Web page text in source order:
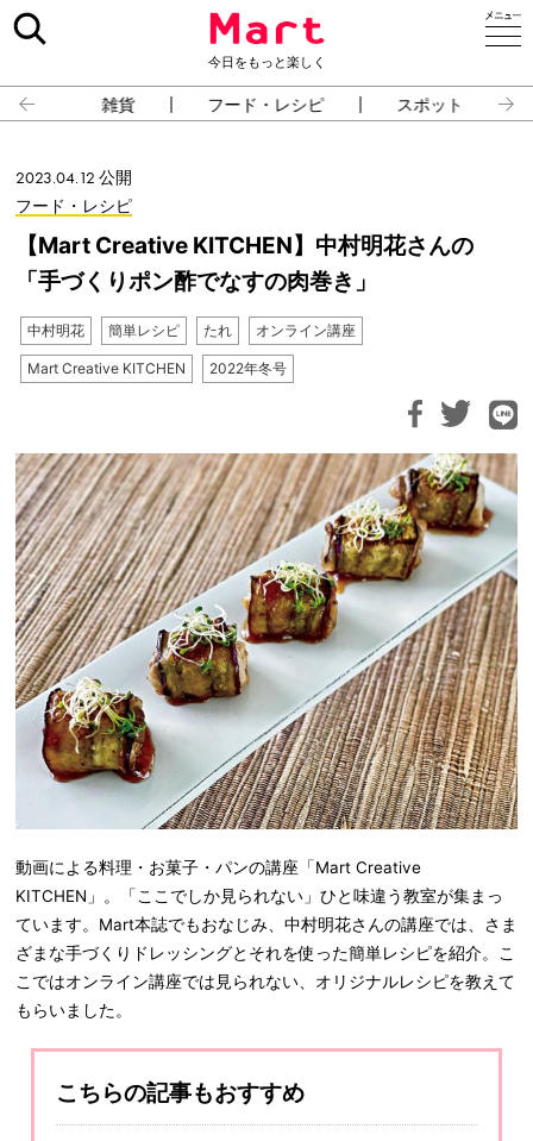
今日をもっと楽しく
雑貨 フード・レシピ スポット
2023.04.12 公開
フード・レシピ
【Mart Creative KITCHEN】中村明花さんの
「手づくりポン酢でなすの肉巻き」
中村明花 簡単レシピ たれ オンライン講座
Mart Creative KITCHEN 2022年冬号
動画による料理・お菓子・パンの講座「Mart Creative
KITCHEN」。「ここでしか見られない」ひと味違う教室が集まっ
ています。Mart本誌でもおなじみ、中村明花さんの講座では、さま
ざまな手づくりドレッシングとそれを使った簡単レシピを紹介。こ
こではオンライン講座では見られない、オリジナルレシピを教えて
もらいました。
こちらの記事もおすすめ